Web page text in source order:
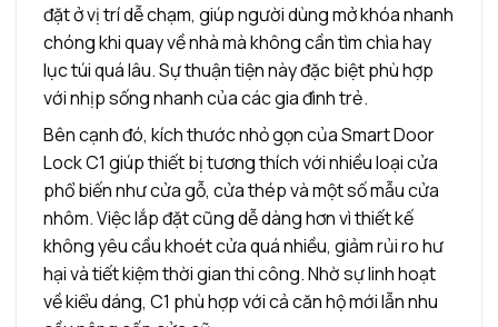
đặt ở vị trí dễ chạm, giúp người dùng mở khóa nhanh
chóng khi quay về nhà mà không cần tìm chìa hay
lục túi quá lâu. Sự thuận tiện này đặc biệt phù hợp
với nhịp sống nhanh của các gia đình trẻ.
Bên cạnh đó, kích thước nhỏ gọn của Smart Door
Lock C1 giúp thiết bị tương thích với nhiều loại cửa
phổ biến như cửa gỗ, cửa thép và một số mẫu cửa
nhôm. Việc lắp đặt cũng dễ dàng hơn vì thiết kế
không yêu cầu khoét cửa quá nhiều, giảm rủi ro hư
hại và tiết kiệm thời gian thi công. Nhờ sự linh hoạt
về kiểu dáng, C1 phù hợp với cả căn hộ mới lẫn nhu